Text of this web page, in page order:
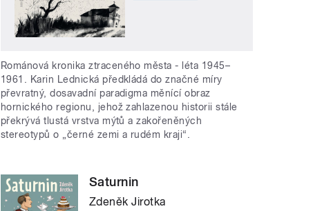
Románová kronika ztraceného města - léta 1945–
1961. Karin Lednická předkládá do značné míry
převratný, dosavadní paradigma měnící obraz
hornického regionu, jehož zahlazenou historii stále
překrývá tlustá vrstva mýtů a zakořeněných
stereotypů o „černé zemi a rudém kraji“.
Saturnin
Zdeněk Jirotka